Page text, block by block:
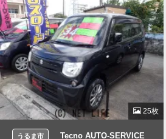
25枚
うるま市 Tecno AUTO-SERVICE